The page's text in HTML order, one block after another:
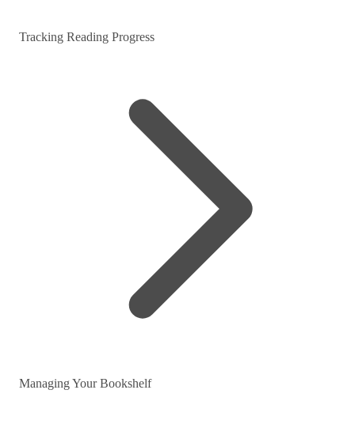
Tracking Reading Progress
Managing Your Bookshelf